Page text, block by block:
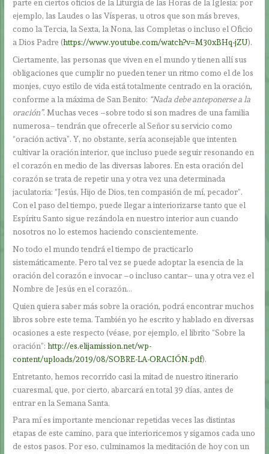
parte en ciertos oficios de la Liturgia de las Horas de la Iglesia: por
ejemplo, las Laudes o las Vísperas, u otros que son más breves,
como la Tercia, la Sexta, la Nona, las Completas o incluso el Oficio
a Dios Padre (https://www.youtube.com/watch?v=M30xBHq-jZU).
Ciertamente, las personas que viven en el mundo y tienen allí sus
obligaciones que cumplir no pueden tener un ritmo como el de los
monjes, cuyo estilo de vida está totalmente centrado en la oración,
conforme a la máxima de San Benito: “Nada debe anteponerse a la
oración”. Muchas veces –sobre todo si son madres de una familia
numerosa– tendrán que ofrecerle al Señor su servicio como
“oración activa”. Y, no obstante, sería aconsejable que intenten
cultivar la oración interior, que incluso puede seguir resonando en
el corazón en medio de las diversas labores. En esta oración del
corazón se trata de repetir una y otra vez una determinada
jaculatoria: “Jesús, Hijo de Dios, ten compasión de mí, pecador”.
Con el paso del tiempo, puede llegar a interiorizarse tanto que el
Espíritu Santo sigue rezándola en nuestro interior aun cuando
nosotros no lo estemos haciendo conscientemente.
No todo el mundo tendrá el tiempo de practicarlo
sistemáticamente. Pero tal vez se puede adoptar la esencia de la
oración del corazón e invocar –o incluso cantar– una y otra vez el
Nombre de Jesús en el corazón…
Quien quiera saber más sobre la oración, podrá encontrar muchos
libros sobre este tema. También yo he escrito y hablado en diversas
ocasiones a este respecto (véase, por ejemplo, el librito “Sobre la
oración”:http://es.elijamission.net/wp-
content/uploads/2019/08/SOBRE-LA-ORACIÓN.pdf).
Entretanto, hemos recorrido casi la mitad de nuestro itinerario
cuaresmal, que, por cierto, abarcará en total 39 días, antes de
entrar en la Semana Santa.
Para mí es importante mencionar repetidas veces las distintas
etapas de este camino, para que interioricemos y sigamos cada uno
de estos pasos. Por eso, culminamos la meditación de hoy con un